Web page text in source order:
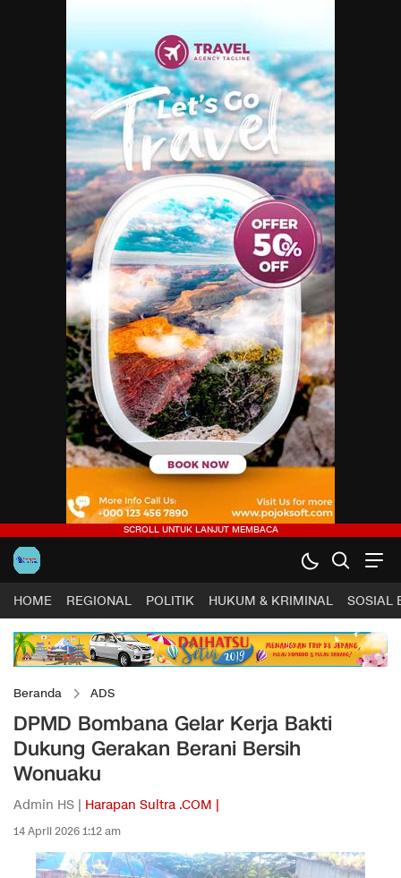
HOME REGIONAL POLITIK HUKUM & KRIMINAL SOSIAL
Beranda ADS
DPMD Bombana Gelar Kerja Bakti
Dukung Gerakan Berani Bersih
Wonuaku
Admin HS | Harapan Sultra .COM |
14 April 2026 1:12 am